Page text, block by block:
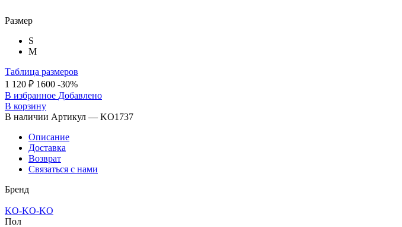
Размер
S
M
Таблица размеров
1 120 ₽ 1600 -30%
В избранное Добавлено
В корзину
В наличии Артикул — KO1737
Описание
Доставка
Возврат
Связаться с нами
Бренд
KO-KO-KO
Пол